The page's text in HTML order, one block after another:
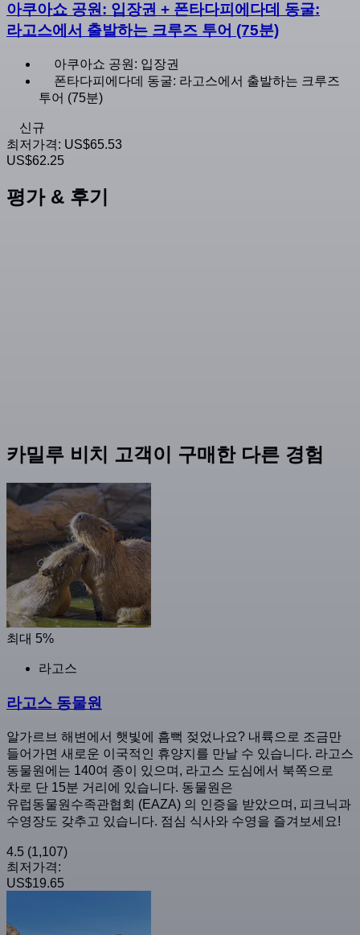
아쿠아쇼 공원: 입장권 + 폰타다피에다데 동굴:
라고스에서 출발하는 크루즈 투어 (75분)
아쿠아쇼 공원: 입장권
폰타다피에다데 동굴: 라고스에서 출발하는 크루즈
투어 (75분)
신규
최저가격: US$65.53
US$62.25
평가 & 후기
카밀루 비치 고객이 구매한 다른 경험
최대 5%
라고스
라고스 동물원
알가르브 해변에서 햇빛에 흠뻑 젖었나요? 내륙으로 조금만
들어가면 새로운 이국적인 휴양지를 만날 수 있습니다. 라고스
동물원에는 140여 종이 있으며, 라고스 도심에서 북쪽으로
차로 단 15분 거리에 있습니다. 동물원은
유럽동물원수족관협회 (EAZA) 의 인증을 받았으며, 피크닉과
수영장도 갖추고 있습니다. 점심 식사와 수영을 즐겨보세요!
4.5 (1,107)
최저가격:
US$19.65